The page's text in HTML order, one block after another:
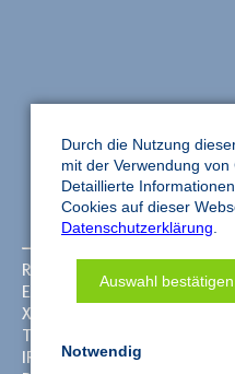
REM Analysen
EDX Analysen
XPS Analysen
ToF-SIMS Analysen
IR/ATR Analysen
Durch die Nutzung
mit der Verwendung von
Detaillierte
Cookies auf dieser
Datenschutzerklärung
Auswahl bestätigen
Notwendig